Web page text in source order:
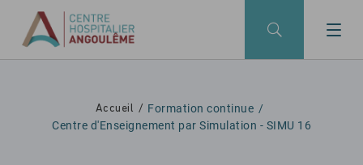
Accueil
Formation continue
Centre d'Enseignement par Simulation - SIMU 16